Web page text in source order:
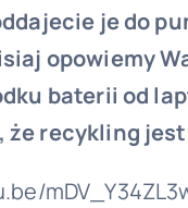
je do
opowiemy
baterii od
że recykling